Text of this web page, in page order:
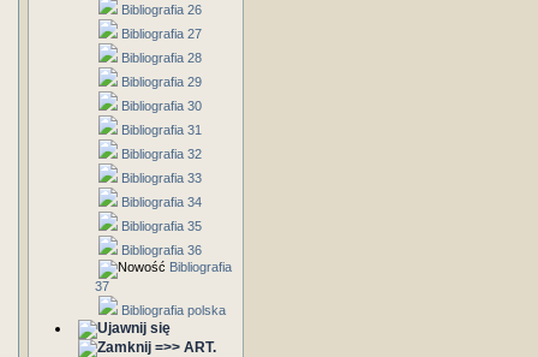
Bibliografia 26
Bibliografia 27
Bibliografia 28
Bibliografia 29
Bibliografia 30
Bibliografia 31
Bibliografia 32
Bibliografia 33
Bibliografia 34
Bibliografia 35
Bibliografia 36
Bibliografia
37
Bibliografia polska
=>> ART.